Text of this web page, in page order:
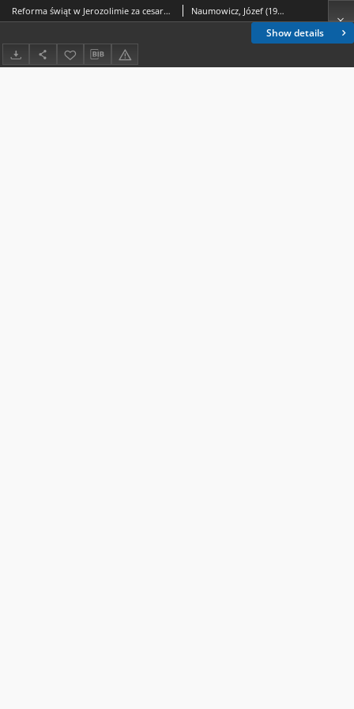
Show details
Reforma świąt w Jerozolimie za cesarza Justyniana Naumowicz, Józef (1956- )